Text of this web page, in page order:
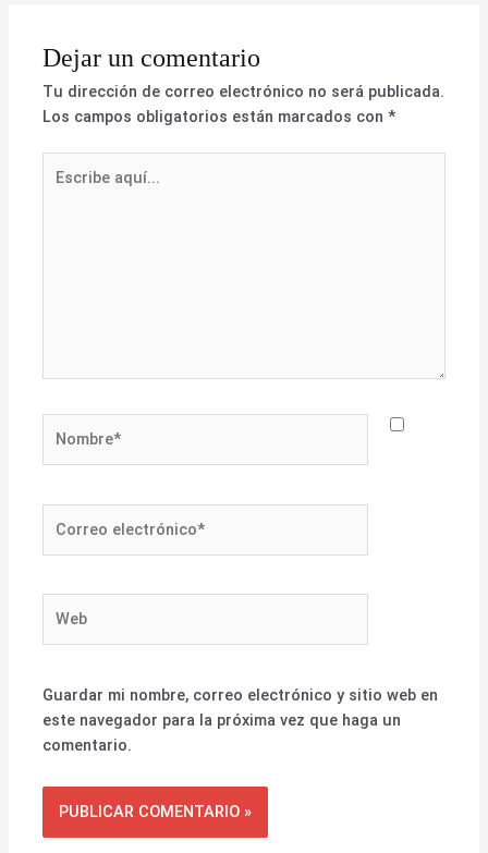
Dejar un comentario
Tu dirección de correo electrónico no será publicada.
Los campos obligatorios están marcados con*
aquí...
electrónico*
Guardar mi nombre, correo electrónico y sitio web en
este navegador para la próxima vez que haga un
comentario.